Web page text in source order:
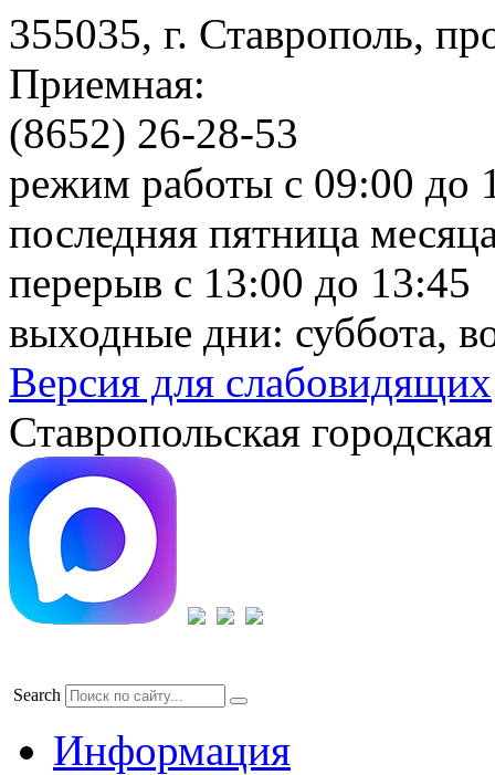
355035, г. Ставрополь,
Приемная:
(8652) 26-28-53
режим работы с 09:00 до
последняя пятница
перерыв с 13:00 до 13:45
выходные дни: суббота,
Версия для слабовидящих
Ставропольская
Search
Информация